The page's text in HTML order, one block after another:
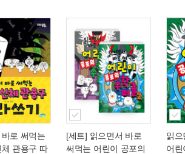
로 써먹는
관용구 따
[세트] 읽으면서 바로
써먹는 어린이 공포의
읽으
어린